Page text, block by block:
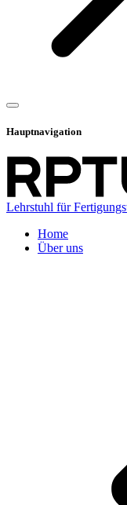
Hauptnavigation
Lehrstuhl für
Home
Über uns